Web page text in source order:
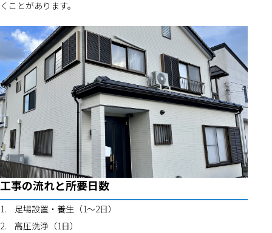
くことがあります。
工事の流れと所要日数
1.	足場設置・養生（1〜2日）
2.	高圧洗浄（1日）